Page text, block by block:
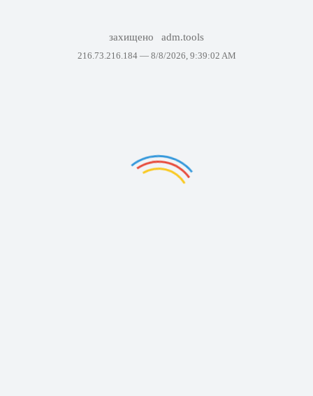
захищено adm.tools
216.73.216.184 — 8/8/2026, 9:39:02 AM